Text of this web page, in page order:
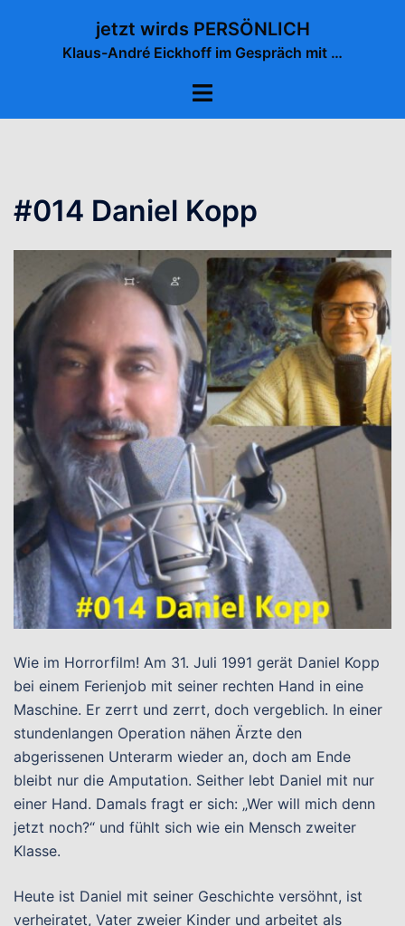
jetzt wirds PERSÖNLICH
Klaus-André Eickhoff im Gespräch mit …
Menü
#014 Daniel Kopp
Wie im Horrorfilm! Am 31. Juli 1991 gerät Daniel Kopp
bei einem Ferienjob mit seiner rechten Hand in eine
Maschine. Er zerrt und zerrt, doch vergeblich. In einer
stundenlangen Operation nähen Ärzte den
abgerissenen Unterarm wieder an, doch am Ende
bleibt nur die Amputation. Seither lebt Daniel mit nur
einer Hand. Damals fragt er sich: „Wer will mich denn
jetzt noch?“ und fühlt sich wie ein Mensch zweiter
Klasse.
Heute ist Daniel mit seiner Geschichte versöhnt, ist
verheiratet, Vater zweier Kinder und arbeitet als